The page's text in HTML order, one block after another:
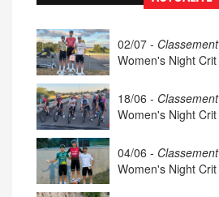
02/07 -
Women's Night Crit
18/06 -
Women's Night Crit
04/06 -
Women's Night Crit